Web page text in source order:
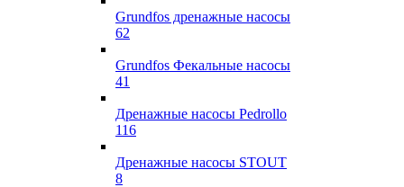
Grundfos дренажные насосы
62
Grundfos Фекальные насосы
41
Дренажные насосы Pedrollo
116
Дренажные насосы STOUT
8